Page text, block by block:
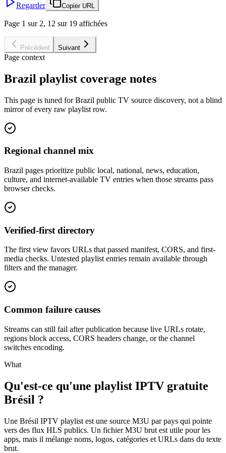
Regarder Copier URL
Page 1 sur 2, 12 sur 19 affichées
Précédent Suivant
Page context
Brazil playlist coverage notes
This page is tuned for Brazil public TV source discovery, not a blind
mirror of every raw playlist row.
Regional channel mix
Brazil pages prioritize public local, national, news, education,
culture, and internet-available TV entries when those streams pass
browser checks.
Verified-first directory
The first view favors URLs that passed manifest, CORS, and first-
media checks. Untested playlist entries remain available through
filters and the manager.
Common failure causes
Streams can still fail after publication because live URLs rotate,
regions block access, CORS headers change, or the channel
switches encoding.
What
Qu'est-ce qu'une playlist IPTV gratuite
Brésil ?
Une Brésil IPTV playlist est une source M3U par pays qui pointe
vers des flux HLS publics. Un fichier M3U brut est utile pour les
apps, mais il mélange noms, logos, catégories et URLs dans du texte
brut.